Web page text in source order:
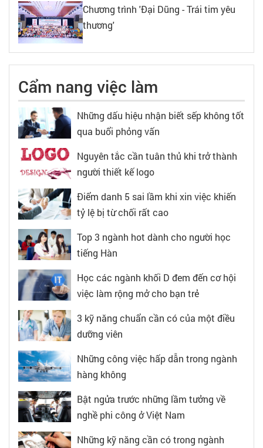
Chương trình 'Đại Dũng - Trái tim yêu
thương'
Cẩm nang việc làm
Những dấu hiệu nhận biết sếp không tốt
qua buổi phỏng vấn
Nguyên tắc cần tuân thủ khi trở thành
người thiết kế logo
Điểm danh 5 sai lầm khi xin việc khiến
tỷ lệ bị từ chối rất cao
Top 3 ngành hot dành cho người học
tiếng Hàn
Học các ngành khối D đem đến cơ hội
việc làm rộng mở cho bạn trẻ
3 kỹ năng chuẩn cần có của một điều
dưỡng viên
Những công việc hấp dẫn trong ngành
hàng không
Bật ngửa trước những lầm tưởng về
nghề phi công ở Việt Nam
Những kỹ năng cần có trong ngành